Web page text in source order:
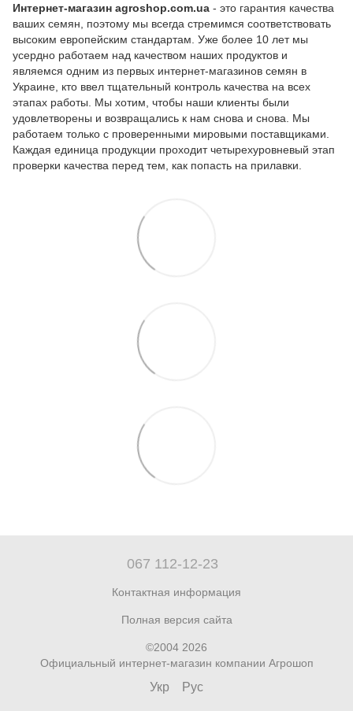
Интернет-магазин agroshop.com.ua - это гарантия качества
ваших семян, поэтому мы всегда стремимся соответствовать
высоким европейским стандартам. Уже более 10 лет мы
усердно работаем над качеством наших продуктов и
являемся одним из первых интернет-магазинов семян в
Украине, кто ввел тщательный контроль качества на всех
этапах работы. Мы хотим, чтобы наши клиенты были
удовлетворены и возвращались к нам снова и снова. Мы
работаем только с проверенными мировыми поставщиками.
Каждая единица продукции проходит четырехуровневый этап
проверки качества перед тем, как попасть на прилавки.
067 112-12-23
Контактная информация
Полная версия сайта
©2004 2026
Официальный интернет-магазин компании Агрошоп
Укр Рус